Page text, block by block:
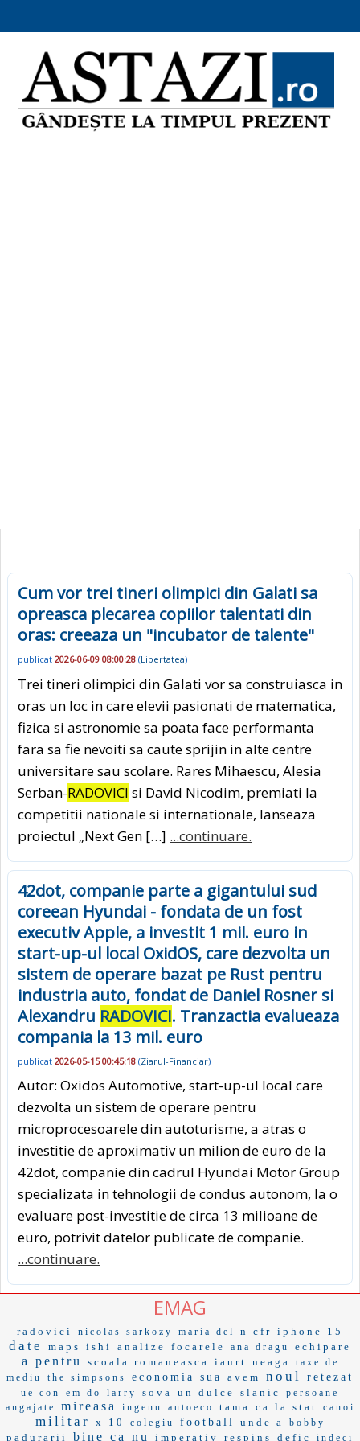
Cum vor trei tineri olimpici din Galati sa
opreasca plecarea copiilor talentati din
oras: creeaza un "incubator de talente"
publicat 2026-06-09 08:00:28 (Libertatea)
Trei tineri olimpici din Galati vor sa construiasca in
oras un loc in care elevii pasionati de matematica,
fizica si astronomie sa poata face performanta
fara sa fie nevoiti sa caute sprijin in alte centre
universitare sau scolare. Rares Mihaescu, Alesia
Serban-RADOVICI si David Nicodim, premiati la
competitii nationale si internationale, lanseaza
proiectul „Next Gen […] ...continuare.
42dot, companie parte a gigantului sud
coreean Hyundai - fondata de un fost
executiv Apple, a investit 1 mil. euro in
start-up-ul local OxidOS, care dezvolta un
sistem de operare bazat pe Rust pentru
industria auto, fondat de Daniel Rosner si
Alexandru RADOVICI. Tranzactia evalueaza
compania la 13 mil. euro
publicat 2026-05-15 00:45:18 (Ziarul-Financiar)
Autor: Oxidos Automotive, start-up-ul local care
dezvolta un sistem de operare pentru
microprocesoarele din autoturisme, a atras o
investitie de aproximativ un milion de euro de la
42dot, companie din cadrul Hyundai Motor Group
specializata in tehnologii de condus autonom, la o
evaluare post-investitie de circa 13 milioane de
euro, potrivit datelor publicate de companie.
...continuare.
EMAG
radovici nicolas sarkozy maría del n cfr iphone 15
date maps ishi analize focarele ana dragu echipare
a pentru scoala romaneasca iaurt neaga
taxe de
mediu
the simpsons economia sua avem noul retezat
ue con em do larry sova un dulce slanic
persoane
angajate
mireasa ingenu autoeco tama ca la stat canoi
militar x 10 colegiu football unde a bobby
padurarii bine ca nu imperativ respins defic indeci